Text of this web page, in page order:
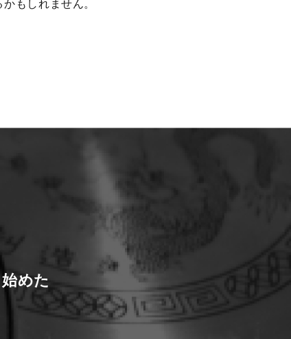
もしれません。
めた